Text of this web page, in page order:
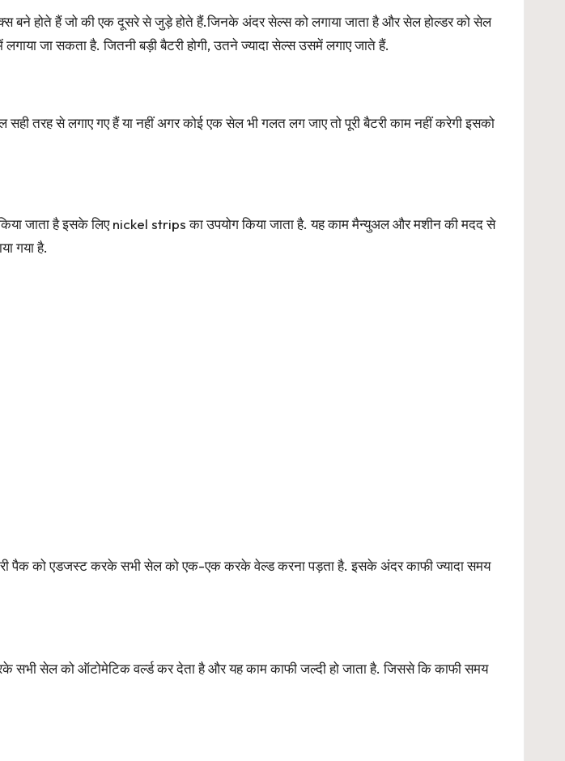
बने होते हैं जो की एक दूसरे से जुड़े होते हैं.जिनके अंदर सेल्स को लगाया जाता है और सेल होल्डर को सेल
जा सकता है. जितनी बड़ी बैटरी होगी, उतने ज्यादा सेल्स उसमें लगाए जाते हैं.
तरह से लगाए गए हैं या नहीं अगर कोई एक सेल भी गलत लग जाए तो पूरी बैटरी काम नहीं करेगी इसको
जाता है इसके लिए nickel strips का उपयोग किया जाता है. यह काम मैन्युअल और मशीन की मदद से
गया है.
पैक को एडजस्ट करके सभी सेल को एक-एक करके वेल्ड करना पड़ता है. इसके अंदर काफी ज्यादा समय
सेल को ऑटोमेटिक वर्ल्ड कर देता है और यह काम काफी जल्दी हो जाता है. जिससे कि काफी समय